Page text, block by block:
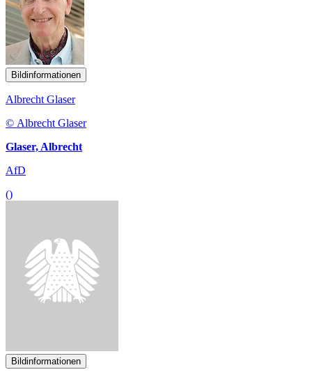
Bildinformationen
Albrecht Glaser
© Albrecht Glaser
Glaser, Albrecht
AfD
()
Bildinformationen